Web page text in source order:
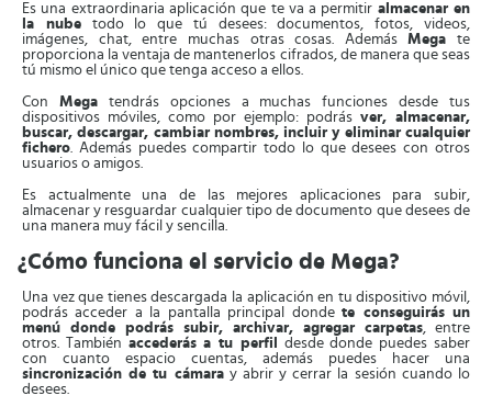
Es una extraordinaria aplicación que te va a permitir almacenar en
la nubetodo lo que tú desees: documentos, fotos, videos,
imágenes, chat, entre muchas otras cosas. AdemásMega te
proporciona la ventaja de mantenerlos cifrados, de manera que seas
tú mismo el único que tenga acceso a ellos.
Con Megatendrás opciones a muchas funciones desde tus
dispositivos móviles, como por ejemplo: podrás ver, almacenar,
buscar, descargar, cambiar nombres, incluir y eliminar cualquier
fichero. Además puedes compartir todo lo que desees con otros
usuarios o amigos.
Es actualmente una de las mejores aplicaciones para subir,
almacenar y resguardar cualquier tipo de documento que desees de
una manera muy fácil y sencilla.
¿Cómo funciona el servicio de Mega?
Una vez que tienes descargada la aplicación en tu dispositivo móvil,
podrás acceder a la pantalla principal dondete conseguirás un
menú donde podrás subir, archivar, agregar carpetas, entre
otros. También accederás a tu perfil
desde donde puedes saber
con cuanto espacio cuentas, además puedes hacer una
sincronización de tu cámaray abrir y cerrar la sesión cuando lo
desees.